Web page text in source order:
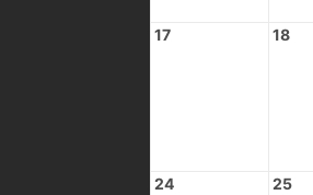
17 18
24 25